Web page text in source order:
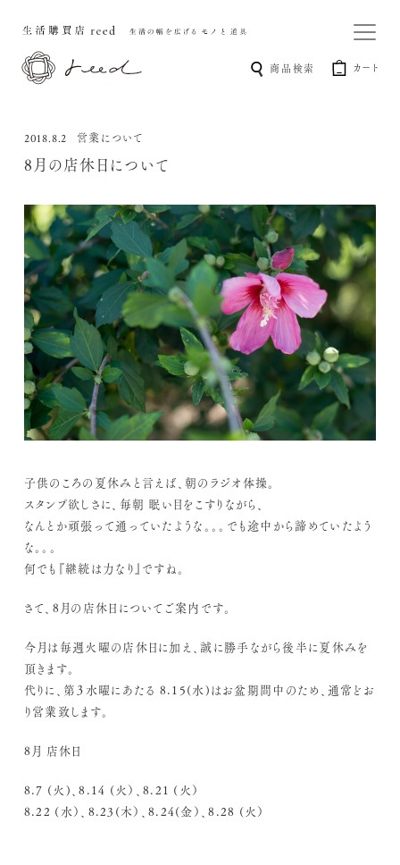
商品検索 カート
2018.8.2 営業について
8月の店休日について
子供のころの夏休みと言えば、朝のラジオ体操。
スタンプ欲しさに、毎朝 眠い目をこすりながら、
なんとか頑張って通っていたような。。。でも途中から諦めていたよう
な。。。
何でも『継続は力なり』ですね。
さて、8月の店休日についてご案内です。
今月は毎週火曜の店休日に加え、誠に勝手ながら後半に夏休みを
頂きます。
代りに、第３水曜にあたる 8.15(水)はお盆期間中のため、通常どお
り営業致します。
8月 店休日
8.7 (火)、8.14 (火）、8.21 (火）
8.22 (水）、8.23(木）、8.24(金）、8.28 (火）